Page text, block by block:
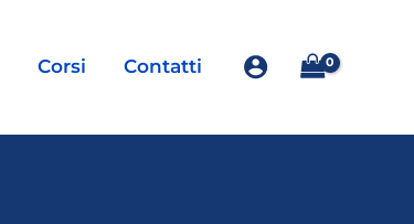
Corsi Contatti